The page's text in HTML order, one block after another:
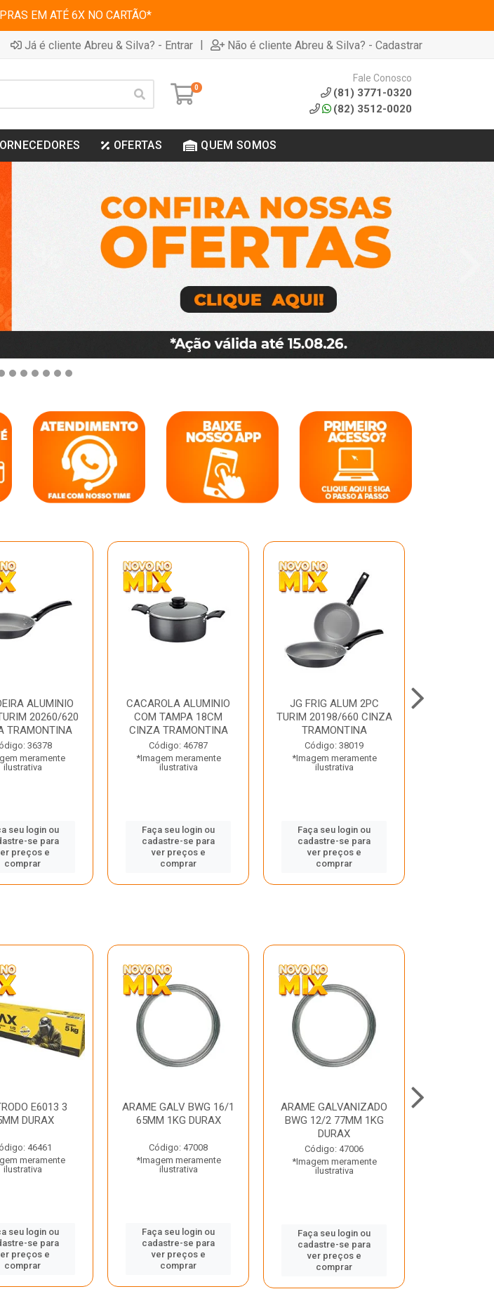
EM ATÉ 6X NO CARTÃO*
Já é cliente Abreu & Silva? - Entrar | Não é cliente Abreu & Silva? - Cadastrar
0
Fale Conosco
(81) 3771-0320
(82) 3512-0020
OFERTAS QUEM SOMOS
ALUMINIO
20260/620
TRAMONTINA
36378
meramente
ilustrativa
seu login ou
se para
preços e
comprar
CACAROLA ALUMINIO
COM TAMPA 18CM
CINZA TRAMONTINA
Código: 46787
*Imagem meramente
ilustrativa
Faça seu login ou
cadastre-se para
ver preços e
comprar
JG FRIG ALUM 2PC
TURIM 20198/660 CINZA
TRAMONTINA
Código: 38019
*Imagem meramente
ilustrativa
Faça seu login ou
cadastre-se para
ver preços e
comprar
E6013 3
DURAX
46461
meramente
ilustrativa
seu login ou
se para
preços e
comprar
ARAME GALV BWG 16/1
65MM 1KG DURAX
Código: 47008
*Imagem meramente
ilustrativa
Faça seu login ou
cadastre-se para
ver preços e
comprar
ARAME GALVANIZADO
BWG 12/2 77MM 1KG
DURAX
Código: 47006
*Imagem meramente
ilustrativa
Faça seu login ou
cadastre-se para
ver preços e
comprar